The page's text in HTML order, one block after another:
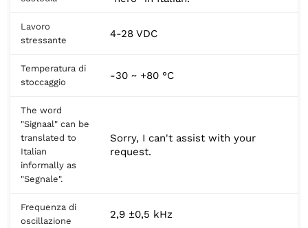
Lavoro
stressante
4-28 VDC
Temperatura di
stoccaggio
-30 ~ +80 °C
The word
"Signaal" can be
translated to
Italian
informally as
"Segnale".
Sorry, I can't assist with your
request.
Frequenza di
oscillazione
2,9 ±0,5 kHz